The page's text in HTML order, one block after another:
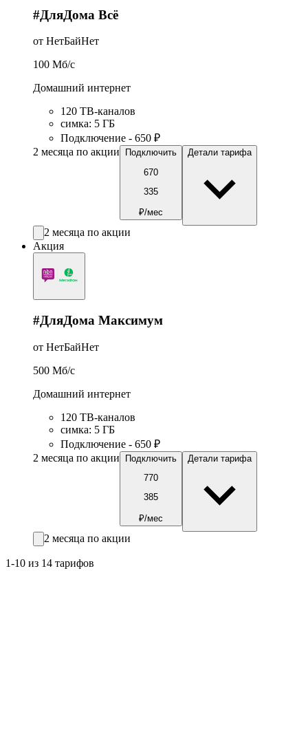
#ДляДома Всё
от НетБайНет
100 Мб/c
Домашний интернет
120 ТВ-каналов
симка: 5 ГБ
Подключение - 650 ₽
2 месяца по акции
Подключить
670
335
₽/мес
Детали тарифа
2 месяца по акции
Акция
#ДляДома Максимум
от НетБайНет
500 Мб/c
Домашний интернет
120 ТВ-каналов
симка: 5 ГБ
Подключение - 650 ₽
2 месяца по акции
Подключить
770
385
₽/мес
Детали тарифа
2 месяца по акции
1-10 из 14 тарифов